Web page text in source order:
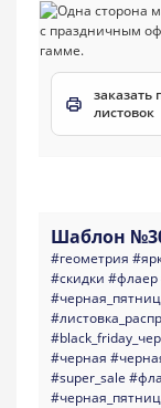
заказать
листовок
Шаблон
#геометрия
#скидки #флаер
#черная
#super_sale